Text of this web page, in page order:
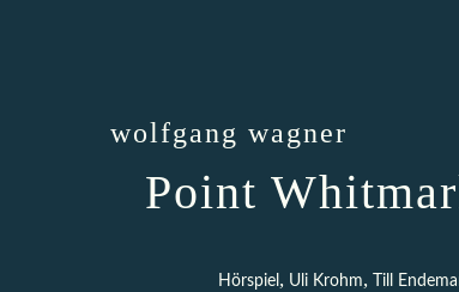
wolfgang wagner
Point
Hörspiel , Uli Krohm, Till